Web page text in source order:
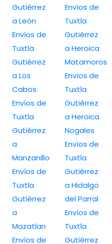
Gutiérrez
a León
Envíos de
Tuxtla
Gutiérrez
a Los
Cabos
Envíos de
Tuxtla
Gutiérrez
a
Manzanillo
Envíos de
Tuxtla
Gutiérrez
a
Mazatlan
Envíos de
Envíos de
Tuxtla
Gutiérrez
a Heroica
Matamoros
Envíos de
Tuxtla
Gutiérrez
a Heroica
Nogales
Envíos de
Tuxtla
Gutiérrez
a Hidalgo
del Parral
Envíos de
Tuxtla
Gutiérrez